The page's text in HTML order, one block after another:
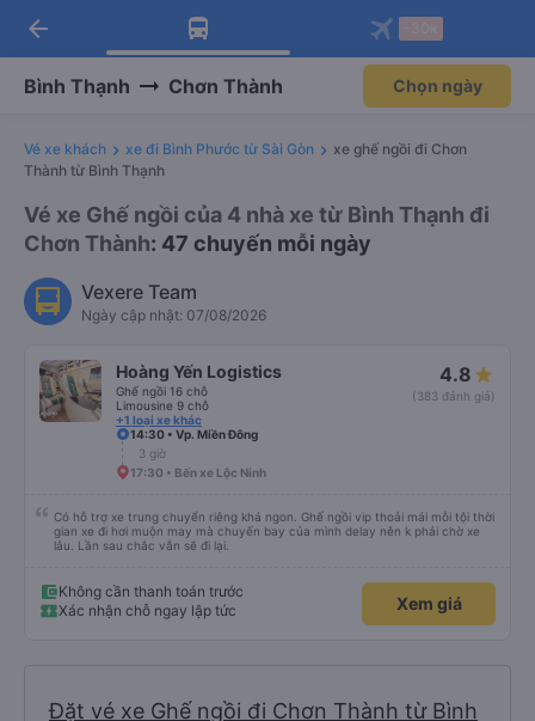
Tải app Vexere ngay!
Nhận ưu đãi thành viên độc
Mở app
Tải app Vexere
-30k/ghế khi đặt vé máy bay qua
Mở app
arrow_back
Bình Thạnh Chơn Thành Chọn ngày
Vé xe khách xe đi Bình Phước từ Sài Gòn
xe ghế ngồi đi Chơn
Thành từ Bình Thạnh
Vé xe Ghế ngồi của 4 nhà xe từ Bình Thạnh đi
Chơn Thành: 47 chuyến mỗi ngày
Vexere Team
Ngày cập nhật: 07/08/2026
Hoàng Yến Logistics
Ghế ngồi 16 chỗ
Limousine 9 chỗ
+1 loại xe khác
4.8
(383 đánh giá)
14:30 • Vp. Miền Đông
3 giờ
17:30 • Bến xe Lộc Ninh
Có hỗ trợ xe trung chuyển riêng khá ngon. Ghế ngồi vip thoải mái mỗi tội thời
gian xe đi hơi muộn may mà chuyến bay của mình delay nên k phải chờ xe
lâu. Lần sau chắc vẫn sẽ đi lại.
Không cần thanh toán trước
Xác nhận chỗ ngay lập tức
Xem giá
Đặt vé xe Ghế ngồi đi Chơn Thành từ Bình